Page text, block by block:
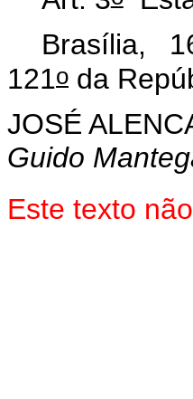
Brasília,
121o da
JOSÉ
Guido
Este texto